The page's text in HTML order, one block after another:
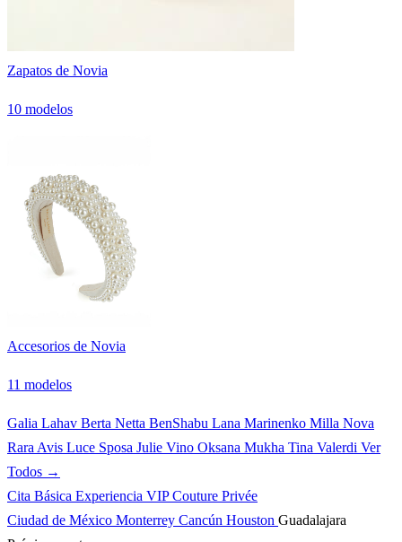
Zapatos de Novia
10 modelos
Accesorios de Novia
11 modelos
Galia Lahav Berta Netta BenShabu Lana Marinenko Milla Nova
Rara Avis Luce Sposa Julie Vino Oksana Mukha Tina Valerdi Ver
Todos →
Cita Básica Experiencia VIPCouture Privée
Ciudad de México Monterrey Cancún Houston Guadalajara